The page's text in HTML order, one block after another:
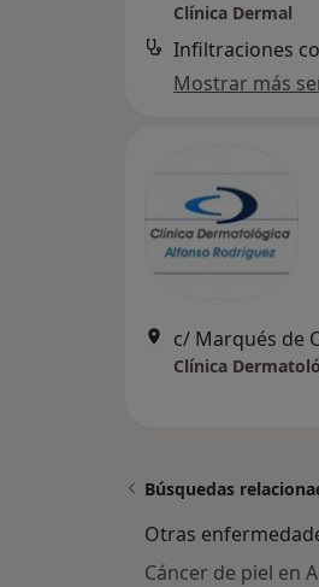
Clínica Dermal
Mostrar más
Clínica
Búsquedas
Otras
Cáncer de piel en